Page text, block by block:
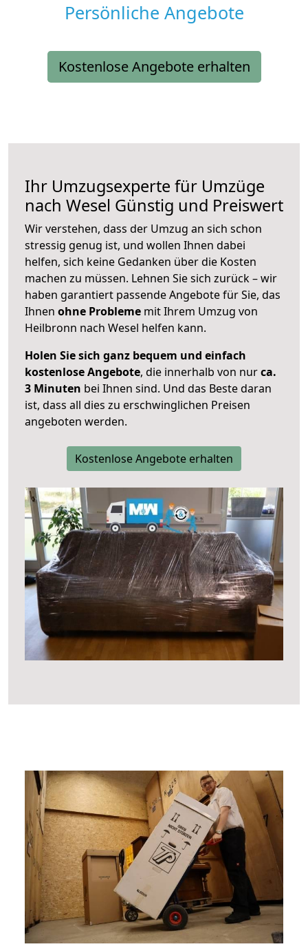
Persönliche Angebote
Kostenlose Angebote erhalten
Ihr Umzugsexperte für Umzüge
nach Wesel Günstig und Preiswert
Wir verstehen, dass der Umzug an sich schon
stressig genug ist, und wollen Ihnen dabei
helfen, sich keine Gedanken über die Kosten
machen zu müssen. Lehnen Sie sich zurück – wir
haben garantiert passende Angebote für Sie, das
Ihnen ohne Probleme mit Ihrem Umzug von
Heilbronn nach Wesel helfen kann.
Holen Sie sich ganz bequem und einfach
kostenlose Angebote, die innerhalb von nurca.
3 Minuten bei Ihnen sind. Und das Beste daran
ist, dass all dies zu erschwinglichen Preisen
angeboten werden.
Kostenlose Angebote erhalten